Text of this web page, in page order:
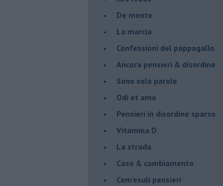
De mente
La marcia
Confessioni del pappagallo
Ancora pensieri & disordine
Sono solo parole
Odi et amo
Pensieri in disordine sparso
Vitamina D
La strada
Caso & cambiamento
Com'esuli pensieri